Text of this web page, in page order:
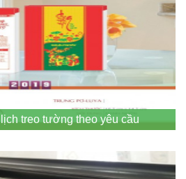
lịch treo tường theo yêu cầu